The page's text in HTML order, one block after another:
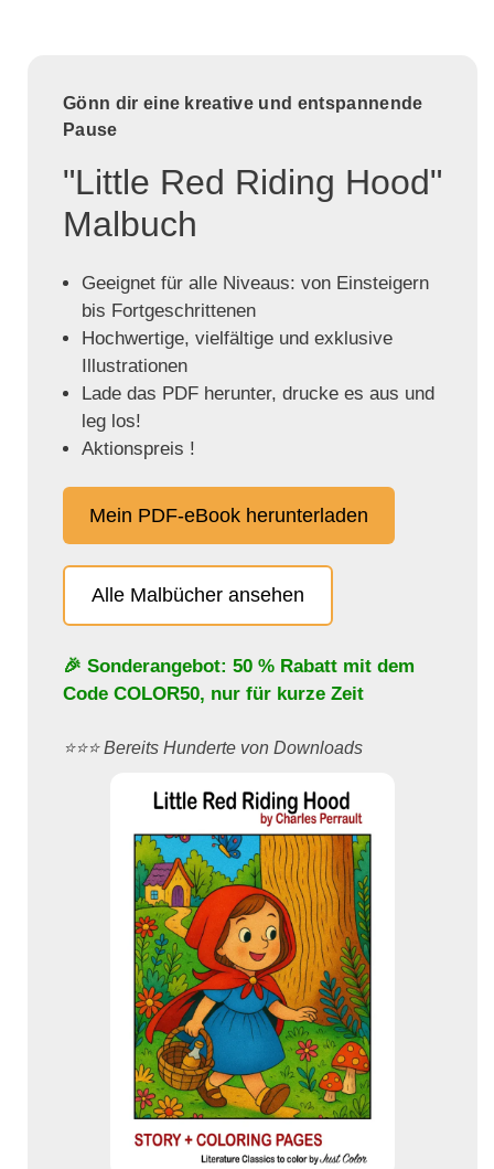
Gönn dir eine kreative und entspannende
Pause
"Little Red Riding Hood"
Malbuch
Geeignet für alle Niveaus: von Einsteigern
bis Fortgeschrittenen
Hochwertige, vielfältige und exklusive
Illustrationen
Lade das PDF herunter, drucke es aus und
leg los!
Aktionspreis !
Mein PDF-eBook herunterladen
Alle Malbücher ansehen
🎉 Sonderangebot: 50 % Rabatt mit dem
Code COLOR50, nur für kurze Zeit
⭐️⭐️⭐️ Bereits Hunderte von Downloads